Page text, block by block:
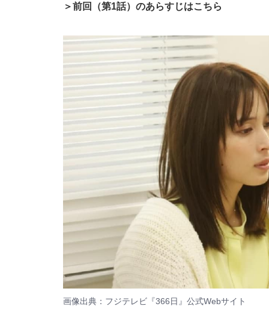
＞前回（第1話）のあらすじはこちら
画像出典：フジテレビ『366日』 公式Webサイト